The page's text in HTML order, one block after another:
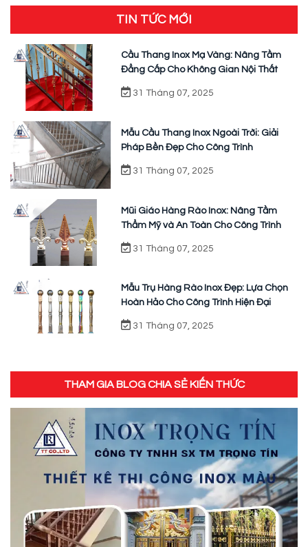
TIN TỨC MỚI
Cầu Thang Inox Mạ Vàng: Nâng Tầm
Đẳng Cấp Cho Không Gian Nội Thất
31 Tháng 07, 2025
Mẫu Cầu Thang Inox Ngoài Trời: Giải
Pháp Bền Đẹp Cho Công Trình
31 Tháng 07, 2025
Mũi Giáo Hàng Rào Inox: Nâng Tầm
Thẩm Mỹ và An Toàn Cho Công Trình
31 Tháng 07, 2025
Mẫu Trụ Hàng Rào Inox Đẹp: Lựa Chọn
Hoàn Hảo Cho Công Trình Hiện Đại
31 Tháng 07, 2025
THAM GIA BLOG CHIA SẺ KIẾN THỨC